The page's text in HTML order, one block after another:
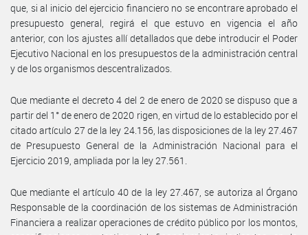
que, si al inicio del ejercicio financiero no se encontrare aprobado el
presupuesto general, regirá el que estuvo en vigencia el año
anterior, con los ajustes allí detallados que debe introducir el Poder
Ejecutivo Nacional en los presupuestos de la administración central
y de los organismos descentralizados.
Que mediante el decreto 4 del 2 de enero de 2020 se dispuso que a
partir del 1° de enero de 2020 rigen, en virtud de lo establecido por el
citado artículo 27 de la ley 24.156, las disposiciones de la ley 27.467
de Presupuesto General de la Administración Nacional para el
Ejercicio 2019, ampliada por la ley 27.561.
Que mediante el artículo 40 de la ley 27.467, se autoriza al Órgano
Responsable de la coordinación de los sistemas de Administración
Financiera a realizar operaciones de crédito público por los montos,